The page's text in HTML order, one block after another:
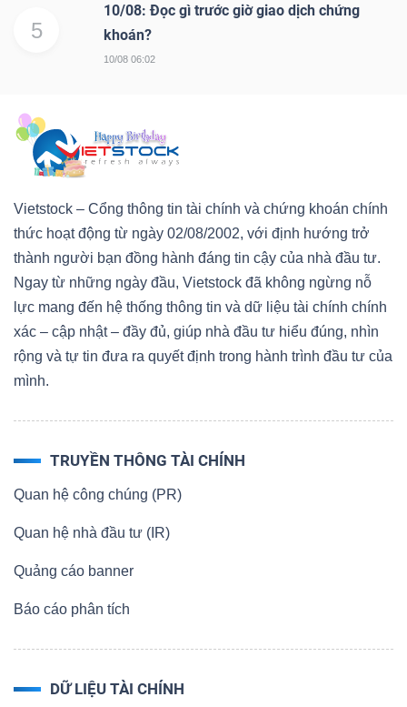
5
10/08: Đọc gì trước giờ giao dịch chứng
khoán?
10/08 06:02
Vietstock – Cổng thông tin tài chính và chứng khoán chính
thức hoạt động từ ngày 02/08/2002, với định hướng trở
thành người bạn đồng hành đáng tin cậy của nhà đầu tư.
Ngay từ những ngày đầu, Vietstock đã không ngừng nỗ
lực mang đến hệ thống thông tin và dữ liệu tài chính chính
xác – cập nhật – đầy đủ, giúp nhà đầu tư hiểu đúng, nhìn
rộng và tự tin đưa ra quyết định trong hành trình đầu tư của
mình.
TRUYỀN THÔNG TÀI CHÍNH
Quan hệ công chúng (PR)
Quan hệ nhà đầu tư (IR)
Quảng cáo banner
Báo cáo phân tích
DỮ LIỆU TÀI CHÍNH